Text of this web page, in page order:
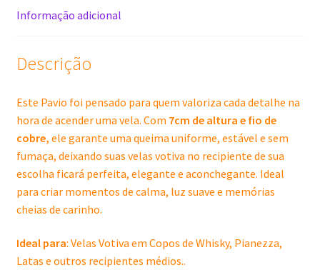
de
Unidades
quantidade
Informação adicional
Descrição
Este Pavio foi pensado para quem valoriza cada detalhe na
hora de acender uma vela. Com 7cm de altura e fio de
cobre, ele garante uma queima uniforme, estável e sem
fumaça, deixando suas velas votiva no recipiente de sua
escolha ficará perfeita, elegante e aconchegante. Ideal
para criar momentos de calma, luz suave e memórias
cheias de carinho.
Ideal para: Velas Votiva em Copos de Whisky, Pianezza,
Latas e outros recipientes médios..